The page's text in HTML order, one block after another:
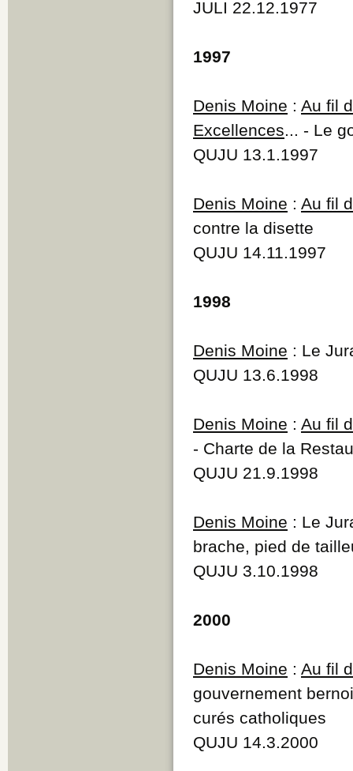
JULI 22.12.1977
1997
Denis Moine : Au fil
Excellences ... - Le
QUJU 13.1.1997
Denis Moine : Au fil
contre la disette
QUJU 14.11.1997
1998
Denis Moine : Le
QUJU 13.6.1998
Denis Moine : Au fil
- Charte de la
QUJU 21.9.1998
Denis Moine : Le
brache, pied de
QUJU 3.10.1998
2000
Denis Moine : Au fil
gouvernement
curés catholiques
QUJU 14.3.2000